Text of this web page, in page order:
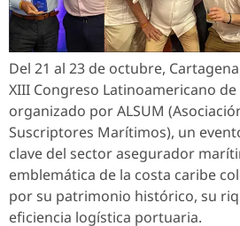
Del 21 al 23 de octubre,
XIII Congreso Latinoamericano
organizado por ALSUM
Suscriptores Marítimos), un
clave del sector asegurador
emblemática de la costa caribe
por su patrimonio histórico, su
eficiencia logística portuaria.